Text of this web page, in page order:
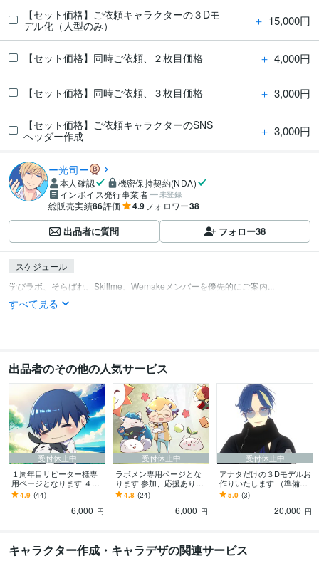
【セット価格】ご依頼キャラクターの３Dモ
デル化（人型のみ）
＋ 15,000円
【セット価格】同時ご依頼、２枚目価格 ＋ 4,000円
【セット価格】同時ご依頼、３枚目価格 ＋ 3,000円
【セット価格】ご依頼キャラクターのSNS
ヘッダー作成
＋ 3,000円
ー光司ー
本人確認
機密保持契約(NDA)
インボイス発行事業者
未登録
総販売実績86評価 4.9フォロワー38
出品者に質問 フォロー38
スケジュール
学びラボ、そらぱれ、Skillme、Wemakeメンバーを優先的にご案内...
すべて見る
出品者のその他の人気サービス
受付休止中
１周年目リピーター様専
用ページとなります ４月
でココナラ開設１周年！
支えて下さってありがと
4.9 (44)
6,000 円
受付休止中
ラボメン専用ページとな
ります 参加、応援ありが
とうございます✨嬉しい！
4.8 (24)
6,000 円
受付休止中
アナタだけの３Dモデルお
作りいたします （準備
中）お問い合わせ大歓迎
です！
5.0 (3)
20,000 円
キャラクター作成・キャラデザの関連サービス